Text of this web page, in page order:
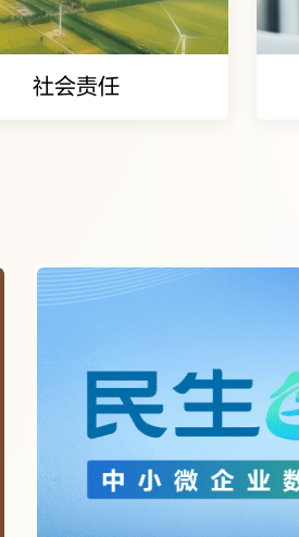
重点区域的建
区域，深化区域一体化发展，力求
社会责任
环境、社会及管治报告
社会责任报告